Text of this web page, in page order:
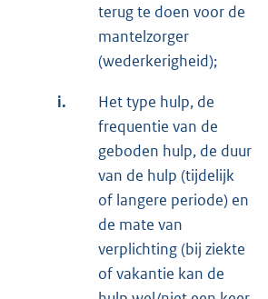
terug te doen voor de
mantelzorger
(wederkerigheid);
i.
Het type hulp, de
frequentie van de
geboden hulp, de duur
van de hulp (tijdelijk
of langere periode) en
de mate van
verplichting (bij ziekte
of vakantie kan de